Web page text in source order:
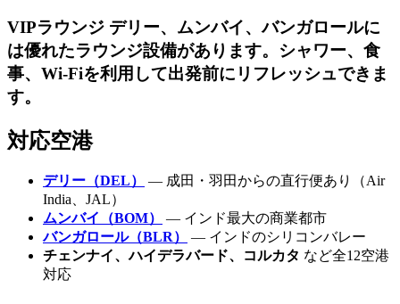
VIPラウンジ デリー、ムンバイ、バンガロールに
は優れたラウンジ設備があります。シャワー、食
事、Wi-Fiを利用して出発前にリフレッシュできま
す。
対応空港
デリー（DEL）
— 成田・羽田からの直行便あり（Air
India、JAL）
ムンバイ（BOM）
— インド最大の商業都市
バンガロール（BLR）
— インドのシリコンバレー
チェンナイ、ハイデラバード、コルカタ など全12空港
対応